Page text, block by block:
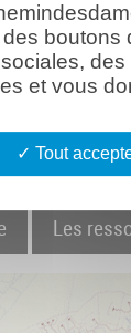
Les
boutons
et vous
Tout